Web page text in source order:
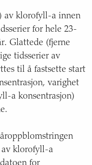
av klorofyll-a innen
for hele 23-
Glattede (fjerne
tidsserier av
til å fastsette start
varighet
a konsentrasjon)
av klorofyll-a